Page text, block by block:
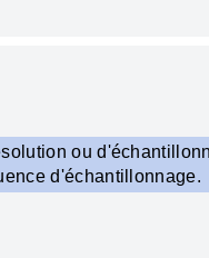
ou
d'échantillonnage.